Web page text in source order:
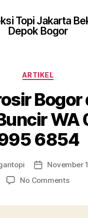
Topi Jakarta
Depok Bogor
Categories
ARTIKEL
WA
6854
PostNovember
No Commentson